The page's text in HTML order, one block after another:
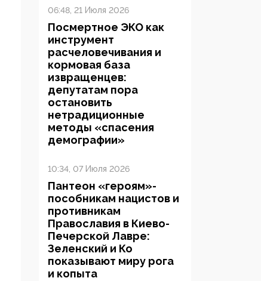
06:48, 21 Июля 2026
Посмертное ЭКО как
инструмент
расчеловечивания и
кормовая база
извращенцев:
депутатам пора
остановить
нетрадиционные
методы «спасения
демографии»
10:34, 07 Июля 2026
Пантеон «героям»-
пособникам нацистов и
противникам
Православия в Киево-
Печерской Лавре:
Зеленский и Ко
показывают миру рога
и копыта